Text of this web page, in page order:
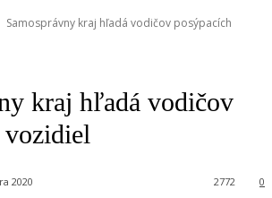
Samosprávny kraj hľadá vodičov posýpacích
kraj hľadá vodičov
vozidiel
2020 0
2772